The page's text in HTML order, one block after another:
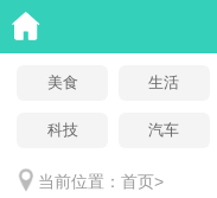
美食 生活
科技 汽车
当前位置： 首页>